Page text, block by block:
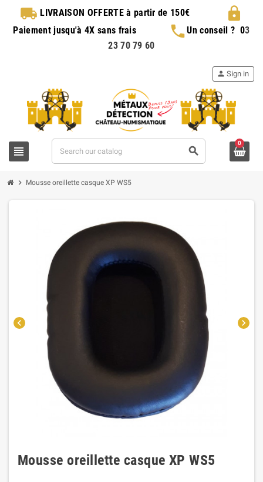
local_shipping LIVRAISON OFFERTEà partir de 150€ lock
Paiement jusqu'à 4X sans frais phoneUn conseil ? 03
23 70 79 60
view_headline search
person Sign in
0
chevron_right Mousse oreillette casque XP WS5
chevron_left chevron_right
Mousse oreillette casque XP WS5